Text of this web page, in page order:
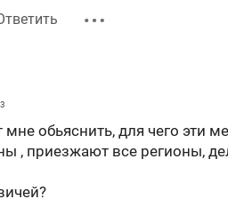
– 43,4 русские – 50,9
нигде не услышите....
обьяснить, для чего эти
, приезжают все регионы,